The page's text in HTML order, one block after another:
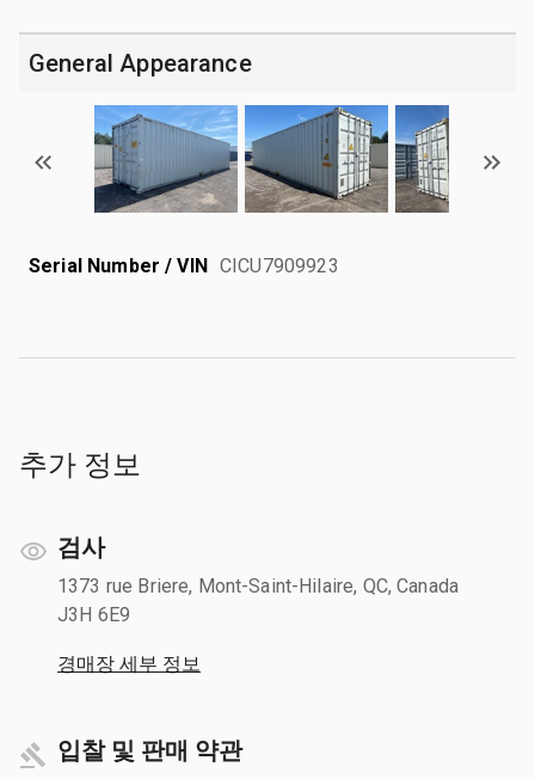
General Appearance
Serial Number / VIN CICU7909923
추가 정보
검사
1373 rue Briere, Mont-Saint-Hilaire, QC, Canada
J3H 6E9
경매장 세부 정보
입찰 및 판매 약관